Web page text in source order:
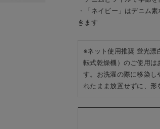
・「ネイビー」はデニム
きます
※ネット使用推奨 蛍光漂
転式乾燥機）のご使用は
す。お洗濯の際に移染
れたまま放置せずに、形